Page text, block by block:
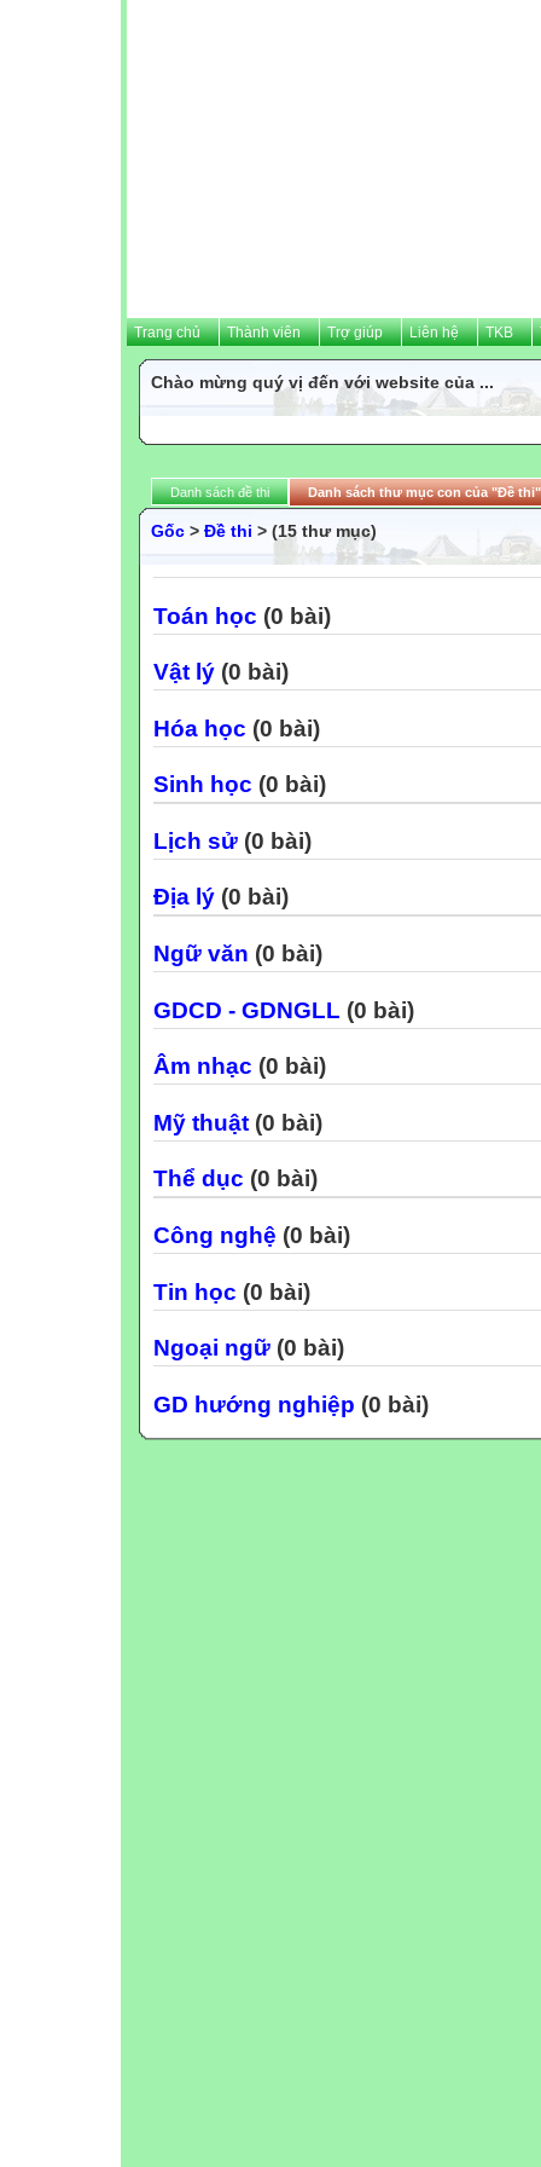
Trang chủ Thành viên Trợ giúp Liên hệ TKB
Chào mừng quý vị đến với website của ...
Danh sách đề thi Danh sách thư mục con của "Đề thi"
Gốc > Đề thi > (15 thư mục)
Toán học (0 bài)
Vật lý (0 bài)
Hóa học (0 bài)
Sinh học (0 bài)
Lịch sử (0 bài)
Địa lý (0 bài)
Ngữ văn (0 bài)
GDCD - GDNGLL (0 bài)
Âm nhạc (0 bài)
Mỹ thuật (0 bài)
Thể dục (0 bài)
Công nghệ (0 bài)
Tin học (0 bài)
Ngoại ngữ (0 bài)
GD hướng nghiệp (0 bài)